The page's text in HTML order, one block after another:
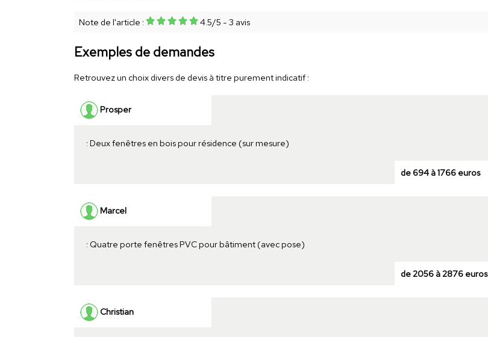
Note de l'article : 4.5/5 - 3 avis
Exemples de demandes
Retrouvez un choix divers de devis à titre purement indicatif :
Prosper
: Deux fenêtres en bois pour résidence (sur mesure)
de 694 à 1766 euros
Marcel
: Quatre porte fenêtres PVC pour bâtiment (avec pose)
de 2056 à 2876 euros
Christian